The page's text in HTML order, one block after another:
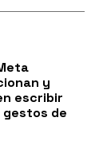
y
escribir
gestos de